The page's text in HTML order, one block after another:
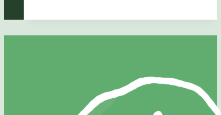
l’Esplai
Apassomi